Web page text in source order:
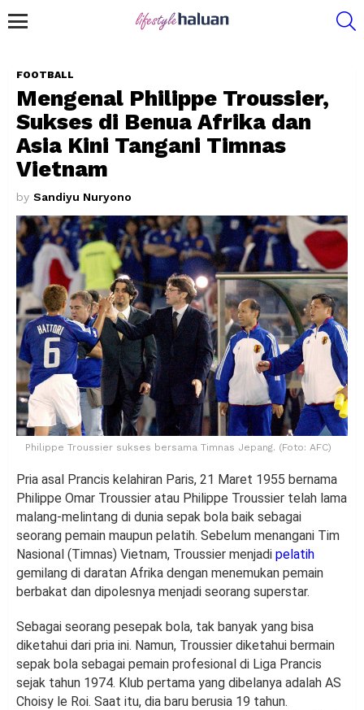
FOOTBALL
Mengenal Philippe Troussier,
Sukses di Benua Afrika dan
Asia Kini Tangani Timnas
Vietnam
by Sandiyu Nuryono
Philippe Troussier sukses bersama Timnas Jepang. (Foto: AFC)
Pria asal Prancis kelahiran Paris, 21 Maret 1955 bernama
Philippe Omar Troussier atau Philippe Troussier telah lama
malang-melintang di dunia sepak bola baik sebagai
seorang pemain maupun pelatih. Sebelum menangani Tim
Nasional (Timnas) Vietnam, Troussier menjadi pelatih
gemilang di daratan Afrika dengan menemukan pemain
berbakat dan dipolesnya menjadi seorang superstar.
Sebagai seorang pesepak bola, tak banyak yang bisa
diketahui dari pria ini. Namun, Troussier diketahui bermain
sepak bola sebagai pemain profesional di Liga Prancis
sejak tahun 1974. Klub pertama yang dibelanya adalah AS
Choisy le Roi. Saat itu, dia baru berusia 19 tahun.